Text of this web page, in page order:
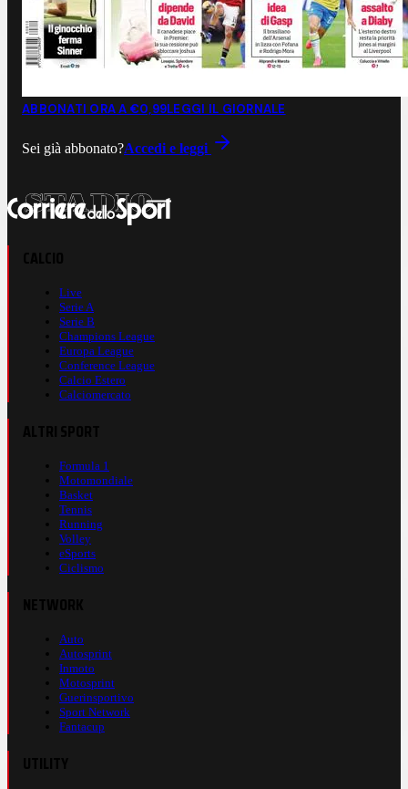
ABBONATI ORA A €0,99LEGGI IL GIORNALE
Sei già abbonato?Accedi e leggi
Live
Serie A
Serie B
Champions League
Europa League
Conference League
Calcio Estero
Calciomercato
Formula 1
Motomondiale
Basket
Tennis
Running
Volley
eSports
Ciclismo
Auto
Autosprint
Inmoto
Motosprint
Guerinsportivo
Sport Network
Fantacup